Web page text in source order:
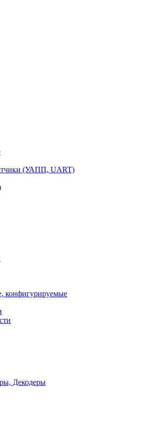
(УАПП, UART)
конфигурируемые
Декодеры